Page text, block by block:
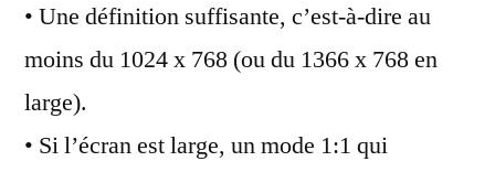
• Une définition suffisante, c’est-à-dire au
moins du 1024 x 768 (ou du 1366 x 768 en
large).
• Si l’écran est large, un mode 1:1 qui